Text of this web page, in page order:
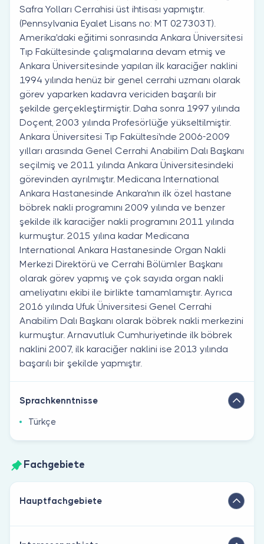
Safra Yolları Cerrahisi üst ihtisası yapmıştır.
(Pennsylvania Eyalet Lisans no: MT 027303T).
Amerika'daki eğitimi sonrasında Ankara Üniversitesi
Tıp Fakültesinde çalışmalarına devam etmiş ve
Ankara Üniversitesinde yapılan ilk karaciğer naklini
1994 yılında henüz bir genel cerrahi uzmanı olarak
görev yaparken kadavra vericiden başarılı bir
şekilde gerçekleştirmiştir. Daha sonra 1997 yılında
Doçent, 2003 yılında Profesörlüğe yükseltilmiştir.
Ankara Üniversitesi Tıp Fakültesi'nde 2006-2009
yılları arasında Genel Cerrahi Anabilim Dalı Başkanı
seçilmiş ve 2011 yılında Ankara Üniversitesindeki
görevinden ayrılmıştır. Medicana International
Ankara Hastanesinde Ankara'nın ilk özel hastane
böbrek nakli programını 2009 yılında ve benzer
şekilde ilk karaciğer nakli programını 2011 yılında
kurmuştur. 2015 yılına kadar Medicana
International Ankara Hastanesinde Organ Nakli
Merkezi Direktörü ve Cerrahi Bölümler Başkanı
olarak görev yapmış ve çok sayıda organ nakli
ameliyatını ekibi ile birlikte tamamlamıştır. Ayrıca
2016 yılında Ufuk Üniversitesi Genel Cerrahi
Anabilim Dalı Başkanı olarak böbrek nakli merkezini
kurmuştur. Arnavutluk Cumhuriyetinde ilk böbrek
naklini 2007, ilk karaciğer naklini ise 2013 yılında
başarılı bir şekilde yapmıştır.
Sprachkenntnisse
Türkçe
Fachgebiete
Hauptfachgebiete